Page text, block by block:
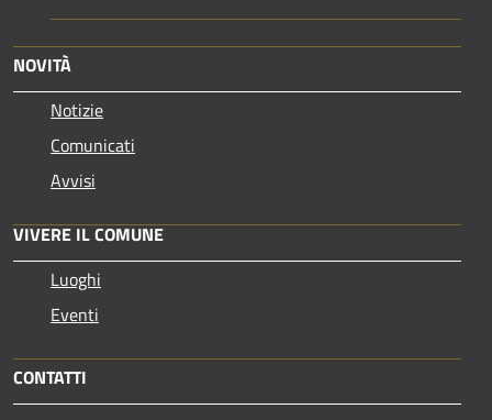
NOVITÀ
Notizie
Comunicati
Avvisi
VIVERE IL COMUNE
Luoghi
Eventi
CONTATTI